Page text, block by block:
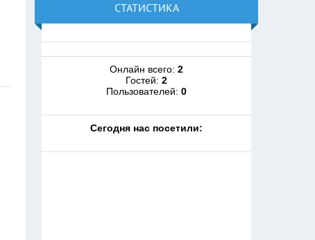
СТАТИСТИКА
Онлайн всего:2
Гостей:2
Пользователей:0
Cегодня нас посетили: